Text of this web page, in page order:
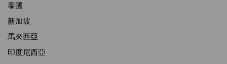
泰國
新加坡
馬來西亞
印度尼西亞